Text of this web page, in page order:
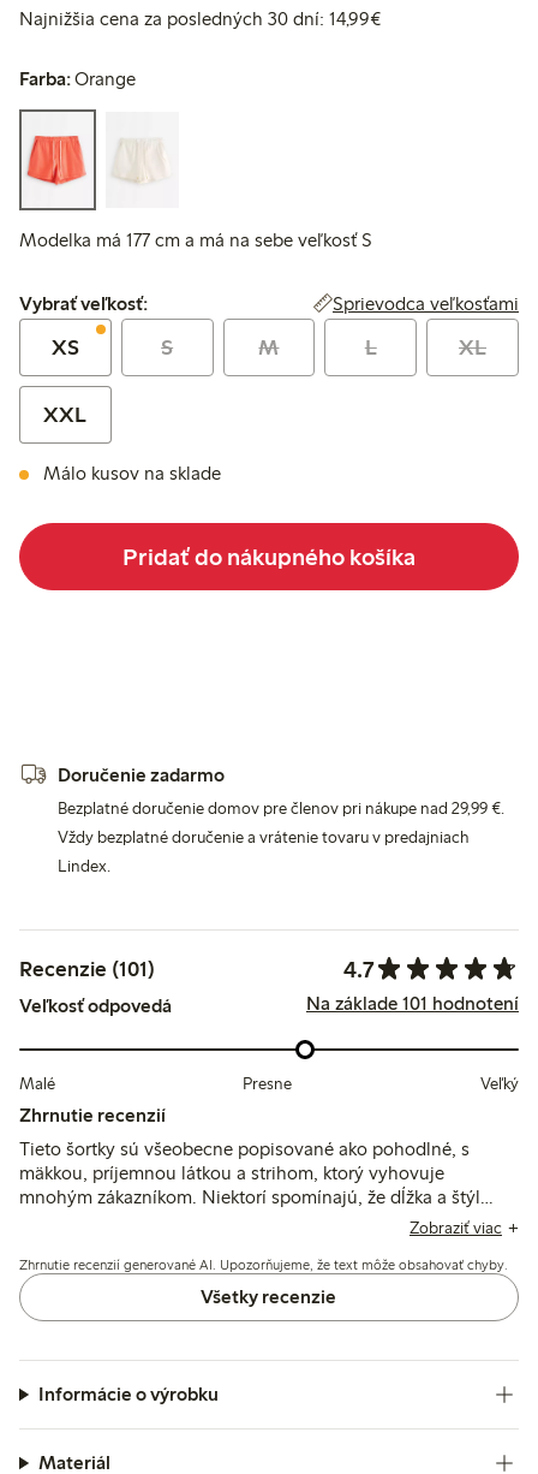
Najnižšia cena za posledných 30 dní: 14,99€Najnižšia cena za
Farba:Orange
Modelka má 177 cm a má na sebe veľkosť S
Vybrať veľkosť:
Vybrať veľkosť: Sprievodca veľkosťami
XS S M L XL
XXL
Málo kusov na sklade
Pridať do nákupného košíka
Doručenie zadarmo
Bezplatné doručenie domov pre členov pri nákupe nad 29,99 €.
Vždy bezplatné doručenie a vrátenie tovaru v predajniach
Lindex.
Recenzie (101) 4.7
Veľkosť odpovedá Na základe 101 hodnotení
Malé Presne Veľký
Zhrnutie recenzií
Tieto šortky sú všeobecne popisované ako pohodlné, s
mäkkou, príjemnou látkou a strihom, ktorý vyhovuje
mnohým zákazníkom. Niektorí spomínajú, že dĺžka a štýl
zodpovedajú očakávaniam, hoci niekoľkí uvádzajú, že látka
mierne väčšie alebo menej lichotivé pre postavy s väčšími
krivkami.
Zobraziť viac
Zhrnutie recenzií generované AI. Upozorňujeme, že text môže obsahovať chyby.
Všetky recenzie
Informácie o výrobku
Materiál